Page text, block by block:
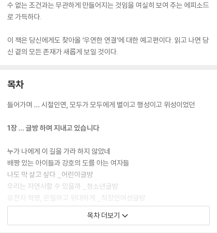
수 없는 조건과는 무관하게 만들어지는 것임을 여실히 보여 주는 에피소드
로 가득하다.
이 책은 당신에게도 찾아올 ‘우연한 연결’에 대한 예고편이다. 읽고 나면 당
신 곁의 모든 존재가 새롭게 보일 것이다.
목차
들어가며 … 시절인연, 모두가 모두에게 별이고 행성이고 위성이었던
1장 … 글방 하며 지내고 있습니다
누가 나에게 이 길을 가라 하지 않았네
배짱 있는 아이들과 강호의 도를 아는 여자들
나도 막 살고 싶다 _어린이글방
우리는 자연사할 수 있을까 _청소년글방
유전자 혁명, 은밀하고 위대하게 _직장인여성글방
목차 더보기